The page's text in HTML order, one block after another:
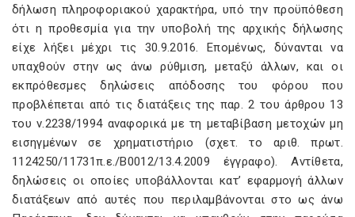
δήλωση πληροφοριακού χαρακτήρα, υπό την προϋπόθεση
ότι η προθεσμία για την υποβολή της αρχικής δήλωσης
είχε λήξει μέχρι τις 30.9.2016. Επομένως, δύνανται να
υπαχθούν στην ως άνω ρύθμιση, μεταξύ άλλων, και οι
εκπρόθεσμες δηλώσεις απόδοσης του φόρου που
προβλέπεται από τις διατάξεις της παρ. 2 του άρθρου 13
του ν.2238/1994 αναφορικά με τη μεταβίβαση μετοχών μη
εισηγμένων σε χρηματιστήριο (σχετ. το αριθ. πρωτ.
1124250/11731π.ε./Β0012/13.4.2009 έγγραφο). Αντίθετα,
δηλώσεις οι οποίες υποβάλλονται κατ’ εφαρμογή άλλων
διατάξεων από αυτές που περιλαμβάνονται στο ως άνω